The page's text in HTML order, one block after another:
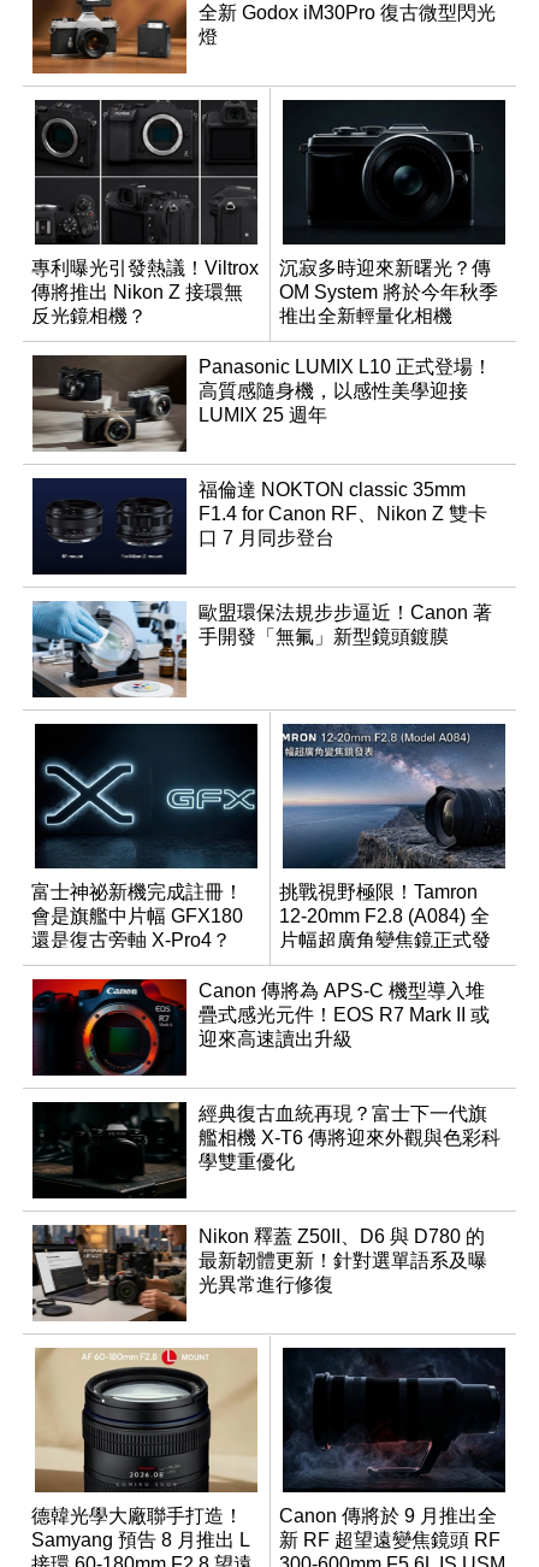
全新 Godox iM30Pro 復古微型閃光
燈
專利曝光引發熱議！Viltrox
傳將推出 Nikon Z 接環無
反光鏡相機？
沉寂多時迎來新曙光？傳
OM System 將於今年秋季
推出全新輕量化相機
Panasonic LUMIX L10 正式登場！
高質感隨身機，以感性美學迎接
LUMIX 25 週年
福倫達 NOKTON classic 35mm
F1.4 for Canon RF、Nikon Z 雙卡
口 7 月同步登台
歐盟環保法規步步逼近！Canon 著
手開發「無氟」新型鏡頭鍍膜
富士神祕新機完成註冊！
會是旗艦中片幅 GFX180
還是復古旁軸 X-Pro4？
挑戰視野極限！Tamron
12-20mm F2.8 (A084) 全
片幅超廣角變焦鏡正式發
表
Canon 傳將為 APS-C 機型導入堆
疊式感光元件！EOS R7 Mark II 或
迎來高速讀出升級
經典復古血統再現？富士下一代旗
艦相機 X-T6 傳將迎來外觀與色彩科
學雙重優化
Nikon 釋蓋 Z50II、D6 與 D780 的
最新韌體更新！針對選單語系及曝
光異常進行修復
德韓光學大廠聯手打造！
Samyang 預告 8 月推出 L
Canon 傳將於 9 月推出全
新 RF 超望遠變焦鏡頭 RF